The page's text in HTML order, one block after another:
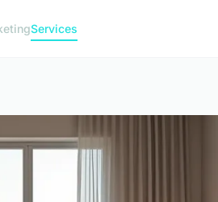
Services